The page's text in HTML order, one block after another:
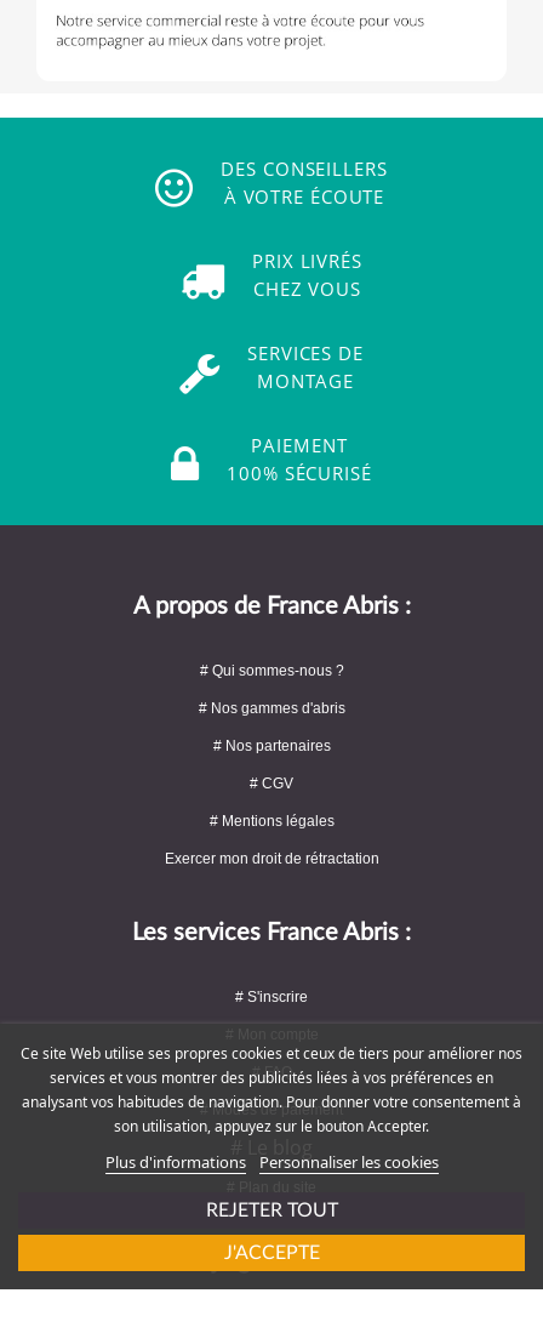
DES CONSEILLERS
À VOTRE ÉCOUTE
PRIX LIVRÉS
CHEZ VOUS
SERVICES DE
MONTAGE
PAIEMENT
100% SÉCURISÉ
A propos de France Abris :
# Qui sommes-nous ?
# Nos gammes d'abris
# Nos partenaires
# CGV
# Mentions légales
Exercer mon droit de rétractation
Les services France Abris :
# S'inscrire
# FAQ
# Modes de paiement
Rejoignez-nous !
Ce site Web utilise ses propres cookies et ceux de tiers pour améliorer nos
services et vous montrer des publicités liées à vos préférences en
analysant vos habitudes de navigation. Pour donner votre consentement à
son utilisation, appuyez sur le bouton Accepter.
Plus d'informations Personnaliser les cookies
REJETER TOUT
J'ACCEPTE